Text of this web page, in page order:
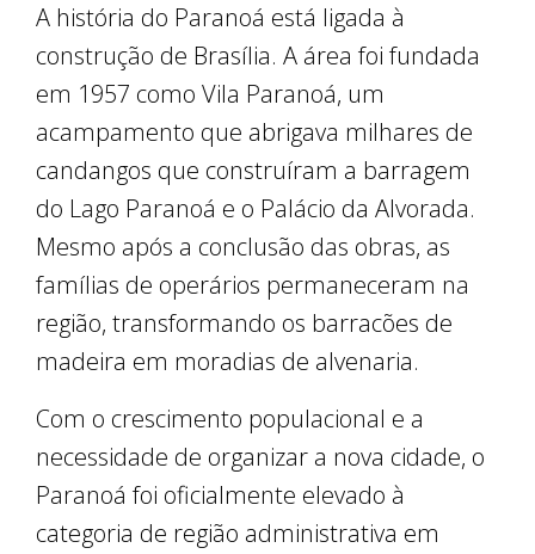
A história do Paranoá está ligada à
construção de Brasília. A área foi fundada
em 1957 como Vila Paranoá, um
acampamento que abrigava milhares de
candangos que construíram a barragem
do Lago Paranoá e o Palácio da Alvorada.
Mesmo após a conclusão das obras, as
famílias de operários permaneceram na
região, transformando os barracões de
madeira em moradias de alvenaria.
Com o crescimento populacional e a
necessidade de organizar a nova cidade, o
Paranoá foi oficialmente elevado à
categoria de região administrativa em